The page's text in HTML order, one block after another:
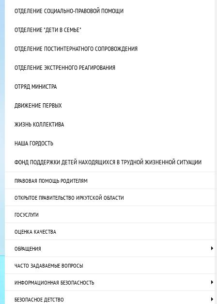
ОТДЕЛЕНИЕ СОЦИАЛЬНО-ПРАВОВОЙ ПОМОЩИ
ОТДЕЛЕНИЕ "ДЕТИ В СЕМЬЕ"
ОТДЕЛЕНИЕ ПОСТИНТЕРНАТНОГО СОПРОВОЖДЕНИЯ
ОТДЕЛЕНИЕ ЭКСТРЕННОГО РЕАГИРОВАНИЯ
ОТРЯД МИНИСТРА
ДВИЖЕНИЕ ПЕРВЫХ
ЖИЗНЬ КОЛЛЕКТИВА
НАША ГОРДОСТЬ
ФОНД ПОДДЕРЖКИ ДЕТЕЙ НАХОДЯЩИХСЯ В ТРУДНОЙ ЖИЗНЕННОЙ СИТУАЦИИ
ПРАВОВАЯ ПОМОЩЬ РОДИТЕЛЯМ
ОТКРЫТОЕ ПРАВИТЕЛЬСТВО ИРКУТСКОЙ ОБЛАСТИ
ГОСУСЛУГИ
ОЦЕНКА КАЧЕСТВА
ОБРАЩЕНИЯ
ЧАСТО ЗАДАВАЕМЫЕ ВОПРОСЫ
ИНФОРМАЦИОННАЯ БЕЗОПАСНОСТЬ
БЕЗОПАСНОЕ ДЕТСТВО